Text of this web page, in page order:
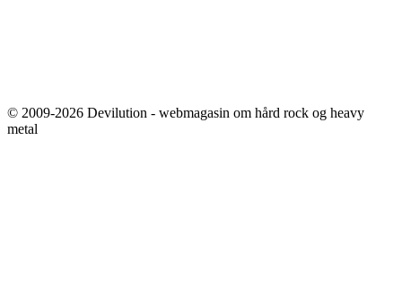
© 2009-2026 Devilution - webmagasin om hård rock og heavy
metal